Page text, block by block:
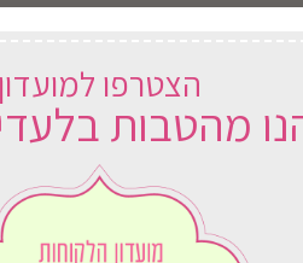
הצטרפו למועדון
מהטבות
ללא ואזה, עם ואזה